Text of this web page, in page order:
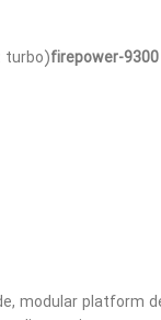
turbo)firepower-9300
modular platform